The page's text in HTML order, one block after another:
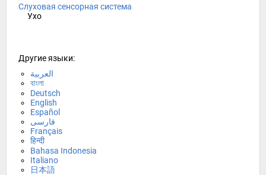
Слуховая сенсорная система
Ухо
Другие языки:
العربية
বাংলা
Deutsch
English
Español
فارسی
Français
हिन्दी
Bahasa Indonesia
Italiano
日本語